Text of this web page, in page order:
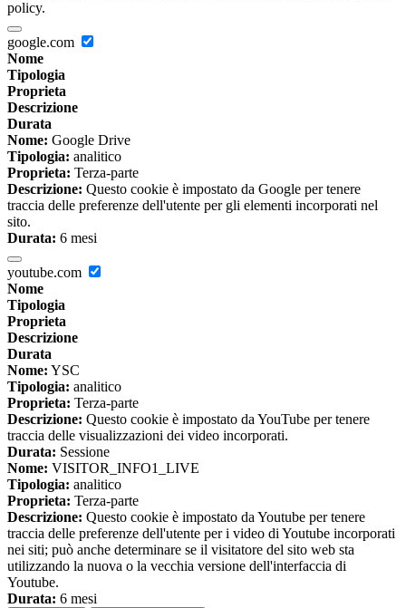
policy.
google.com
Nome
Tipologia
Proprieta
Descrizione
Durata
Nome: Google Drive
Tipologia: analitico
Proprieta: Terza-parte
Descrizione: Questo cookie è impostato da Google per tenere
traccia delle preferenze dell'utente per gli elementi incorporati nel
sito.
Durata: 6 mesi
youtube.com
Nome
Tipologia
Proprieta
Descrizione
Durata
Nome: YSC
Tipologia: analitico
Proprieta: Terza-parte
Descrizione: Questo cookie è impostato da YouTube per tenere
traccia delle visualizzazioni dei video incorporati.
Durata: Sessione
Nome: VISITOR_INFO1_LIVE
Tipologia: analitico
Proprieta: Terza-parte
Descrizione: Questo cookie è impostato da Youtube per tenere
traccia delle preferenze dell'utente per i video di Youtube incorporati
nei siti; può anche determinare se il visitatore del sito web sta
utilizzando la nuova o la vecchia versione dell'interfaccia di
Youtube.
Durata: 6 mesi